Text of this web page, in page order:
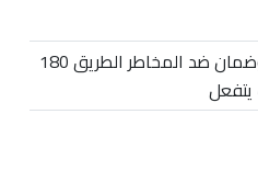
ضمان ذهبي 5 وضمان ضد المخاطر الطريق 180